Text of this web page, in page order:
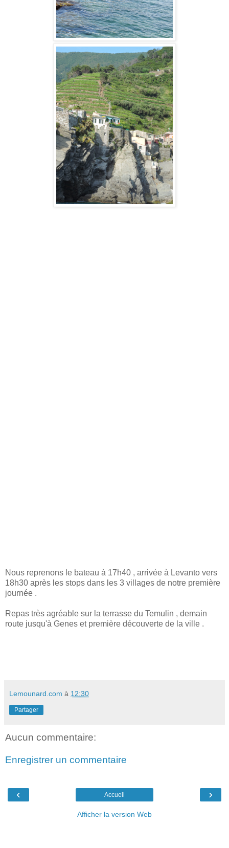
Nous reprenons le bateau à 17h40 , arrivée à Levanto vers
18h30 après les stops dans les 3 villages de notre première
journée .
Repas très agréable sur la terrasse du Temulin , demain
route jusqu'à Genes et première découverte de la ville .
Lemounard.com à 12:30
Partager
Aucun commentaire:
Enregistrer un commentaire
‹ ›
Accueil
Afficher la version Web